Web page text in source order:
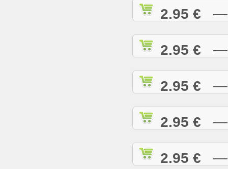
2.95 € —
2.95 € —
2.95 € —
2.95 € —
2.95 € —